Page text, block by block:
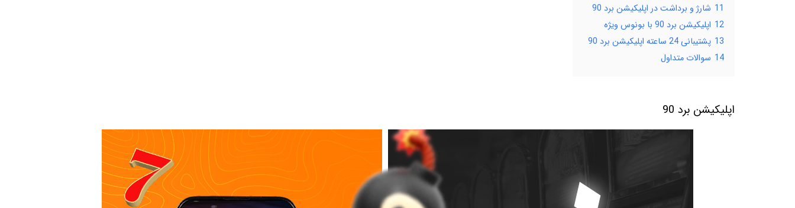
11 شارژ و برداشت در اپلیکیشن برد 90
12 اپلیکیشن برد 90 با بونوس ویژه
13 پشتیبانی 24 ساعته اپلیکیشن برد 90
14 سوالات متداول
اپلیکیشن برد 90